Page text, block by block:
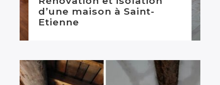
d’une maison à Saint-
Etienne